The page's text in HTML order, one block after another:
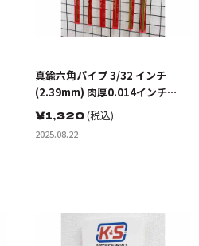
真鍮六角パイプ 3/32 インチ
(2.39mm) 肉厚0.014インチ
(0.36mm) 長さ12インチ
(300mm)(1本入り)
￥1,320(税込)
2025.08.22